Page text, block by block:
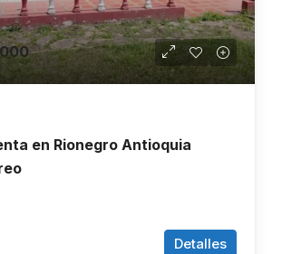
en Rionegro Antioquia
Detalles